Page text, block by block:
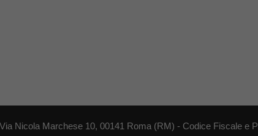
Nicola Marchese 10, 00141 Roma (RM) - Codice Fiscale e